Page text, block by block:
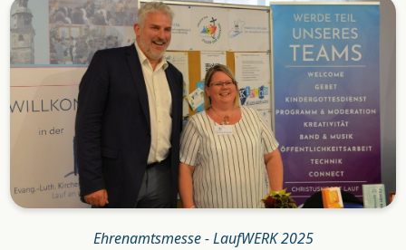
Ehrenamtsmesse - LaufWERK 2025